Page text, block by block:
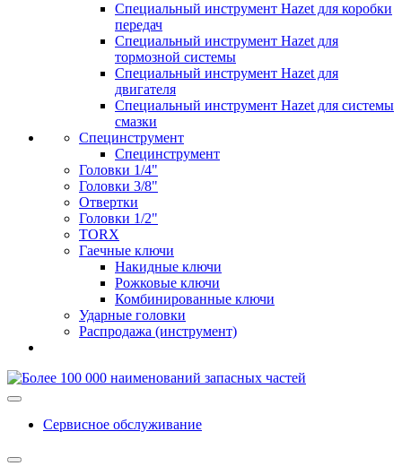
Специальный инструмент Hazet для коробки
передач
Специальный инструмент Hazet для
тормозной системы
Специальный инструмент Hazet для
двигателя
Специальный инструмент Hazet для системы
смазки
Специнструмент
Специнструмент
Головки 1/4"
Головки 3/8"
Отвертки
Головки 1/2"
TORX
Гаечные ключи
Накидные ключи
Рожковые ключи
Комбинированные ключи
Ударные головки
Распродажа (инструмент)
Сервисное обслуживание